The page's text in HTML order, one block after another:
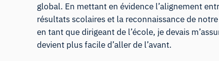
global. En mettant en évidence l’alignement
résultats scolaires et la reconnaissance de
en tant que dirigeant de l’école, je devais
devient plus facile d’aller de l’avant.